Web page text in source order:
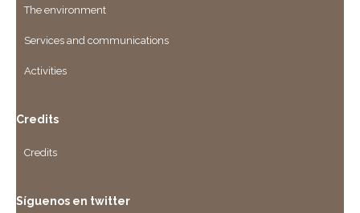
The environment
Services and communications
Activities
Credits
Credits
Síguenos en twitter